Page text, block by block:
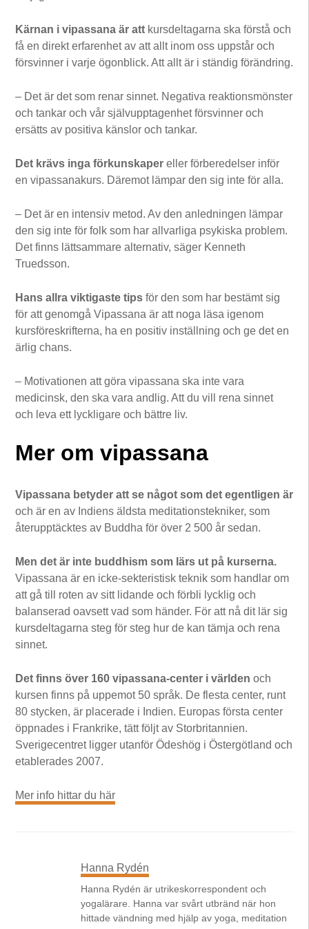
Kärnan i vipassana är att kursdeltagarna ska förstå och
få en direkt erfarenhet av att allt inom oss uppstår och
försvinner i varje ögonblick. Att allt är i ständig förändring.
– Det är det som renar sinnet. Negativa reaktionsmönster
och tankar och vår självupptagenhet försvinner och
ersätts av positiva känslor och tankar.
Det krävs inga förkunskaper eller förberedelser inför
en vipassanakurs. Däremot lämpar den sig inte för alla.
– Det är en intensiv metod. Av den anledningen lämpar
den sig inte för folk som har allvarliga psykiska problem.
Det finns lättsammare alternativ, säger Kenneth
Truedsson.
Hans allra viktigaste tips för den som har bestämt sig
för att genomgå Vipassana är att noga läsa igenom
kursföreskrifterna, ha en positiv inställning och ge det en
ärlig chans.
– Motivationen att göra vipassana ska inte vara
medicinsk, den ska vara andlig. Att du vill rena sinnet
och leva ett lyckligare och bättre liv.
Mer om vipassana
Vipassana betyder att se något som det egentligen är
och är en av Indiens äldsta meditationstekniker, som
återupptäcktes av Buddha för över 2 500 år sedan.
Men det är inte buddhism som lärs ut på kurserna.
Vipassana är en icke-sekteristisk teknik som handlar om
att gå till roten av sitt lidande och förbli lycklig och
balanserad oavsett vad som händer. För att nå dit lär sig
kursdeltagarna steg för steg hur de kan tämja och rena
sinnet.
Det finns över 160 vipassana-center i världen och
kursen finns på uppemot 50 språk. De flesta center, runt
80 stycken, är placerade i Indien. Europas första center
öppnades i Frankrike, tätt följt av Storbritannien.
Sverigecentret ligger utanför Ödeshög i Östergötland och
etablerades 2007.
Mer info hittar du här
Hanna Rydén
Hanna Rydén är utrikeskorrespondent och
yogalärare. Hanna var svårt utbränd när hon
hittade vändning med hjälp av yoga, meditation